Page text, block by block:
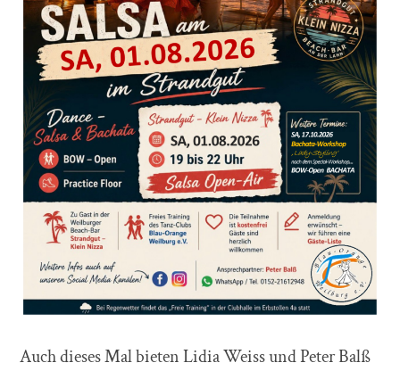
Auch dieses Mal bieten Lidia Weiss und Peter Balß